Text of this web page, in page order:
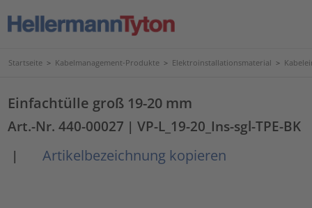
Startseite > Kabelmanagement-Produkte > Elektroinstallationsmaterial >
Einfachtülle groß 19-20 mm
Art.-Nr. 440-00027 | VP-L_19-20_Ins-sgl-TPE-BK
|
Artikelbezeichnung kopieren